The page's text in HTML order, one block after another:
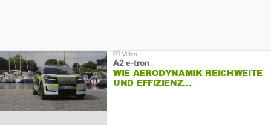
A2 e-tron
WIE AERODYNAMIK REICHWEITE
UND EFFIZIENZ…